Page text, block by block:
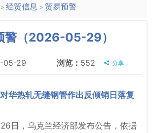
> 经贸信息 > 贸易预警
警（2026-05-29）
05-29 浏览： 552 分享
华热轧无缝钢管作出反倾销日落复
日，乌克兰经济部发布公告，依据